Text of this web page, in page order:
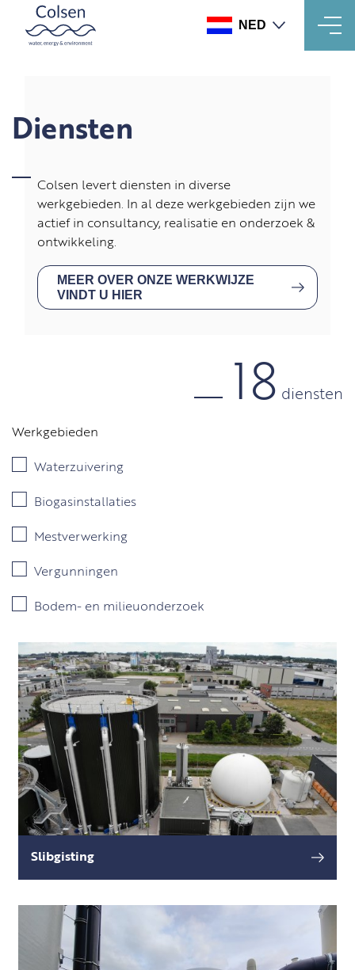
de
inhoud
NED
Diensten
Colsen levert diensten in diverse
werkgebieden. In al deze werkgebieden zijn we
actief in consultancy, realisatie en onderzoek &
ontwikkeling.
MEER OVER ONZE WERKWIJZE
VINDT U HIER
18 diensten
Werkgebieden
Waterzuivering
Biogasinstallaties
Mestverwerking
Vergunningen
Bodem- en milieuonderzoek
Slibgisting
zuiveringsslib geproduceerd. Het verwerken en
afvoeren daarvan kost veel geld en energie.